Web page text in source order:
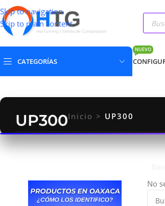
Skip to navigation
Skip to main content
CATEGORÍAS
NUEVO
UP300Inicio > UP300
No